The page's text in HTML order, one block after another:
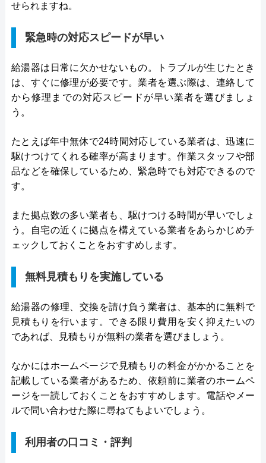
せられますね。
緊急時の対応スピードが早い
給湯器は日常に欠かせないもの。トラブルが生じたとき
は、すぐに修理が必要です。業者を選ぶ際は、連絡して
から修理までの対応スピードが早い業者を選びましょ
う。
たとえば年中無休で24時間対応している業者は、迅速に
駆けつけてくれる確率が高まります。作業スタッフや部
品などを確保しているため、緊急時でも対応できるので
す。
また拠点数の多い業者も、駆けつける時間が早いでしょ
う。自宅の近くに拠点を構えている業者をあらかじめチ
ェックしておくことをおすすめします。
無料見積もりを実施している
給湯器の修理、交換を請け負う業者は、基本的に無料で
見積もりを行います。できる限り費用を安く抑えたいの
であれば、見積もりが無料の業者を選びましょう。
なかにはホームページで見積もりの料金がかかることを
記載している業者があるため、依頼前に業者のホームペ
ージを一読しておくことをおすすめします。電話やメー
ルで問い合わせた際に尋ねてもよいでしょう。
利用者の口コミ・評判